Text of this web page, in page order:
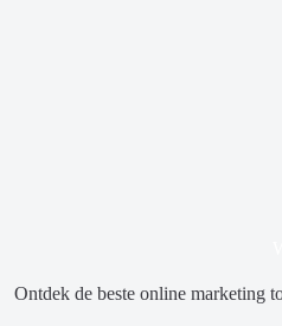
Ontdek de beste online marketing